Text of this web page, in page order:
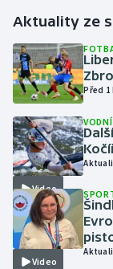
Dostihy
Florbal
Futsal
Golf
Gymnastika
Házená
Jezdectví
Aktuality ze
Před 1
Video
Video